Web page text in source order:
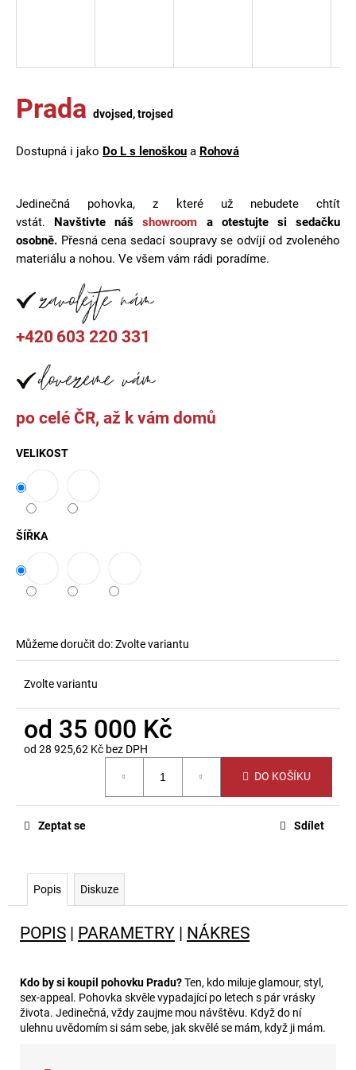
Prada dvojsed, trojsed
Dostupná i jako Do L s lenoškou a Rohová
Jedinečná pohovka, z které už nebudete chtít
vstát. Navštivte nášshowroom a otestujte si sedačku
osobně. Přesná cena sedací soupravy se odvíjí od zvoleného
materiálu a nohou. Ve všem vám rádi poradíme.
+420 603 220 331
po celé ČR, až k vám domů
VELIKOST
ŠÍŘKA
Můžeme doručit do:Zvolte variantu
Zvolte variantu
od 35 000 Kč
od 28 925,62 Kč bez DPH
DO KOŠÍKU
Zeptat se Sdílet
Popis Diskuze
POPIS | PARAMETRY | NÁKRES
Kdo by si koupil pohovku Pradu?Ten, kdo miluje glamour, styl,
sex-appeal. Pohovka skvěle vypadající po letech s pár vrásky
života. Jedinečná, vždy zaujme mou návštěvu. Když do ní
ulehnu uvědomím si sám sebe, jak skvělé se mám, když ji mám.
í
?
D
o
u
u
e
m
e
ROSE
KŘESLO,
6
000
Kč